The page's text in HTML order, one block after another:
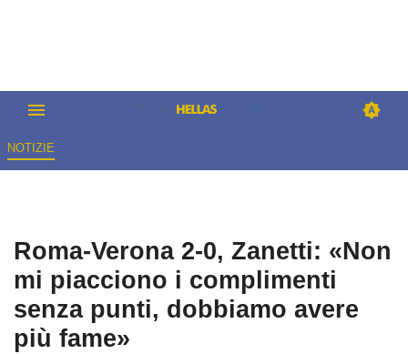
NOTIZIE
Roma-Verona 2-0, Zanetti: «Non
mi piacciono i complimenti
senza punti, dobbiamo avere
più fame»